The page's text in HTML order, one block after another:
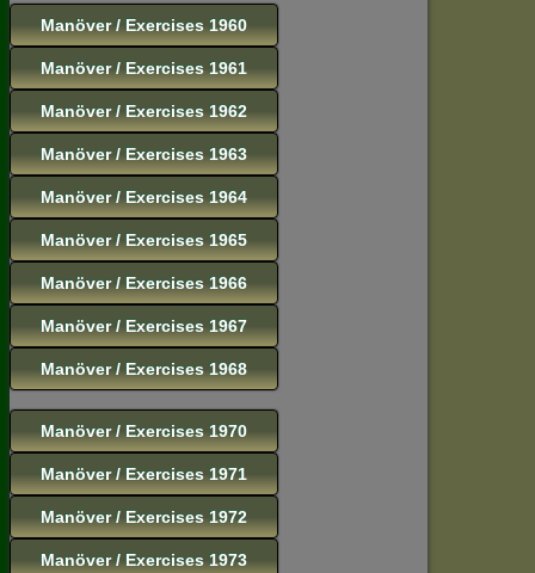
Manöver / Exercises 1960
Manöver / Exercises 1961
Manöver / Exercises 1962
Manöver / Exercises 1963
Manöver / Exercises 1964
Manöver / Exercises 1965
Manöver / Exercises 1966
Manöver / Exercises 1967
Manöver / Exercises 1968
Manöver / Exercises 1970
Manöver / Exercises 1971
Manöver / Exercises 1972
Manöver / Exercises 1973